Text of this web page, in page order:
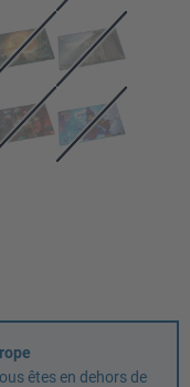
êtes en dehors de